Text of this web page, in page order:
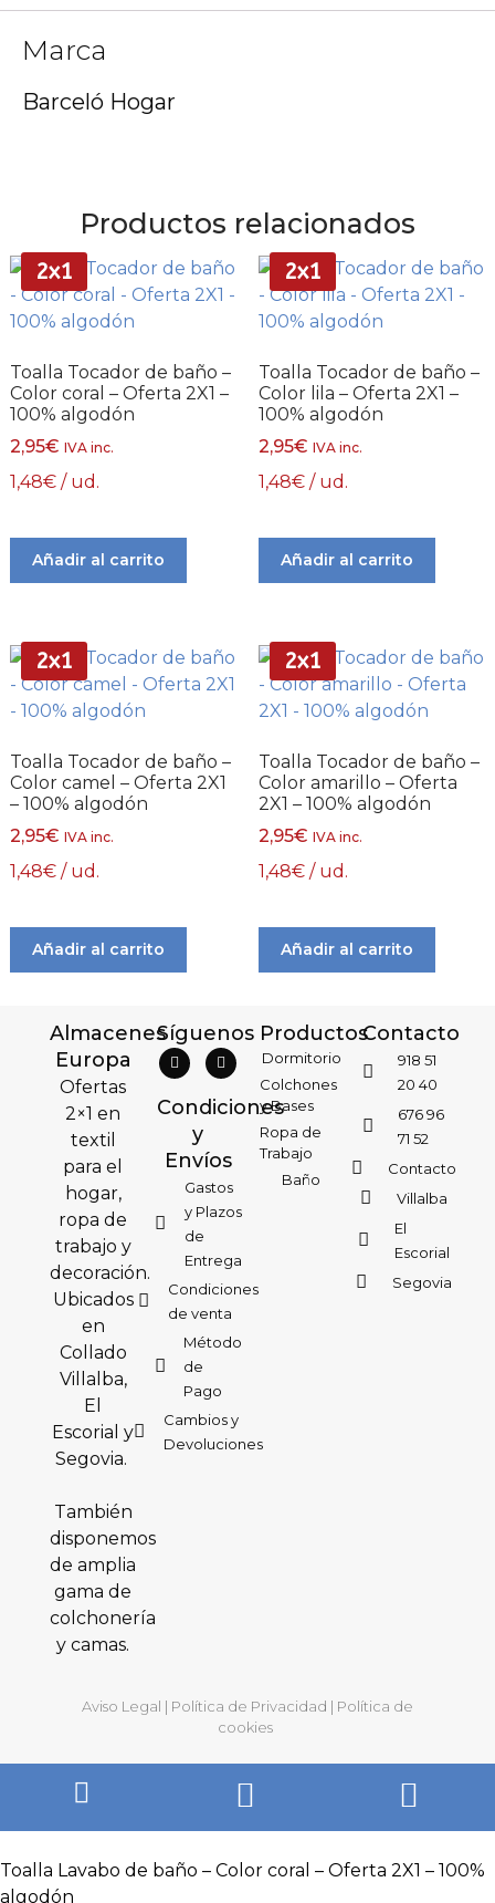
Marca
Barceló Hogar
Productos relacionados
2x1
Toalla Tocador de baño –
Color coral – Oferta 2X1 –
100% algodón
2,95€ IVA inc.
1,48€ / ud.
Añadir al carrito
2x1
Toalla Tocador de baño –
Color lila – Oferta 2X1 –
100% algodón
2,95€ IVA inc.
1,48€ / ud.
Añadir al carrito
2x1
Toalla Tocador de baño –
Color camel – Oferta 2X1
– 100% algodón
2,95€ IVA inc.
1,48€ / ud.
Añadir al carrito
2x1
Toalla Tocador de baño –
Color amarillo – Oferta
2X1 – 100% algodón
2,95€ IVA inc.
1,48€ / ud.
Añadir al carrito
Almacenes
Europa
Ofertas
2×1 en
textil
para el
hogar,
ropa de
trabajo y
decoración.
Ubicados
en
Collado
Villalba,
El
Escorial y
Segovia.
También
disponemos
de amplia
gama de
colchonería
y camas.
Síguenos
Condiciones
y
Envíos
Gastos
y Plazos
de
Entrega
Condiciones
de venta
Método
de
Pago
Cambios y
Devoluciones
Productos
Dormitorio
Colchones
y Bases
Ropa de
Trabajo
Baño
Contacto
918 51
20 40
676 96
71 52
Contacto
Villalba
El
Escorial
Segovia
Aviso Legal | Política de Privacidad | Política de
cookies
Toalla Lavabo de baño – Color coral – Oferta 2X1 – 100%
algodón